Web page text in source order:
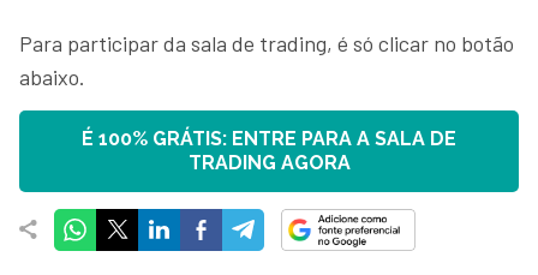
Para participar da sala de trading, é só clicar no botão
abaixo.
É 100% GRÁTIS: ENTRE PARA A SALA DE
TRADING AGORA